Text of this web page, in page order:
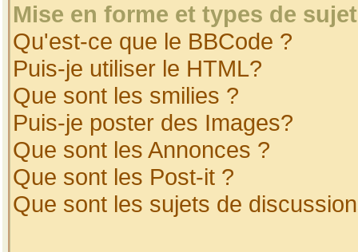
Mise en forme et types de
Qu'est-ce que le BBCode ?
Puis-je utiliser le HTML?
Que sont les smilies ?
Puis-je poster des Images?
Que sont les Annonces ?
Que sont les Post-it ?
Que sont les sujets de